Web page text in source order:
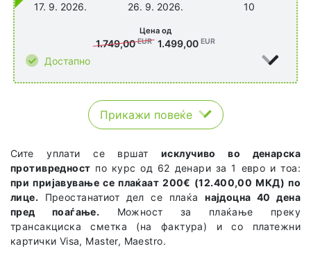
17. 9. 2026. 26. 9. 2026. 10
Достапно
Цена од
1.749,00EUR 1.499,00 EUR
Прикажи повеќе
Сите уплати се вршатисклучиво во денарска
противредност по курс од 62 денари за 1 евро и тоа:
при пријавување се плаќаат 200€ (12.400,00 МКД) по
лице. Преостанатиот дел се плаќанајдоцна 40 дена
пред поаѓање. Можност за плаќање преку
трансакциска сметка (на фактура) и со платежни
картички Visa, Master, Maestro.